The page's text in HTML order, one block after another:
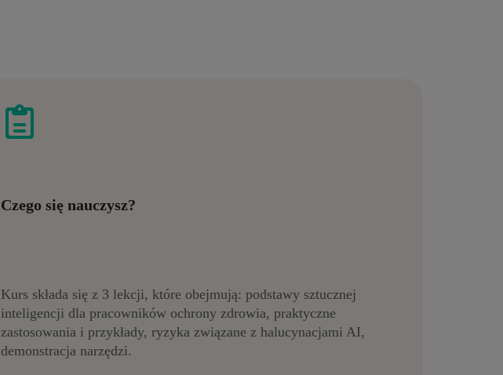
Czego się nauczysz?
Kurs składa się z 3 lekcji, które obejmują: podstawy sztucznej
inteligencji dla pracowników ochrony zdrowia, praktyczne
zastosowania i przykłady, ryzyka związane z halucynacjami AI,
demonstracja narzędzi.